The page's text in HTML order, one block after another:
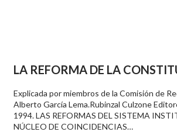
LA REFORMA DE LA
Explicada por miembros de la Comisión de
Alberto García Lema.Rubinzal Culzone
1994. LAS REFORMAS DEL SISTEMA
NÚCLEO DE COINCIDENCIAS…